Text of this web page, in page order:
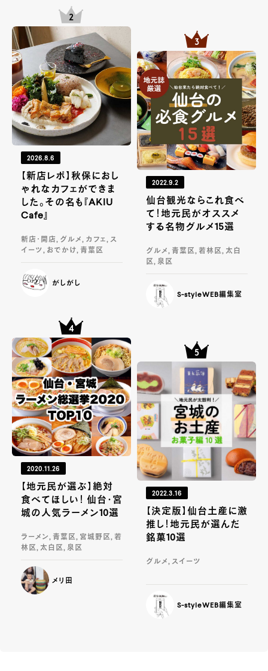
2026.8.6
【新店レポ】秋保におし
ゃれなカフェができま
した。その名も『AKIU
Cafe』
新店・開店, グルメ, カフェ, ス
イーツ, おでかけ, 青葉区
がしがし
2022.9.2
仙台観光ならこれ食べ
て！地元民がオススメ
する名物グルメ15選
グルメ, 青葉区, 若林区, 太白
区, 泉区
S-styleWEB編集室
2020.11.26
【地元民が選ぶ】絶対
食べてほしい！ 仙台・宮
城の人気ラーメン10選
ラーメン, 青葉区, 宮城野区, 若
林区, 太白区, 泉区
メリ田
2022.3.16
【決定版】仙台土産に激
推し！地元民が選んだ
銘菓10選
グルメ, スイーツ
S-styleWEB編集室